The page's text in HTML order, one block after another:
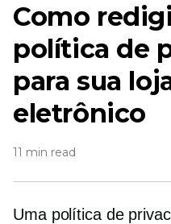
Como
política de
para sua
eletrônico
11 min read
Uma política de